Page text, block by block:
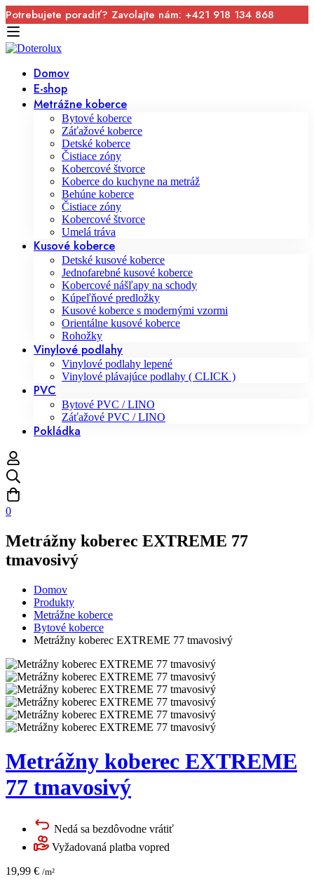
Potrebujete poradiť? Zavolajte nám: +421 918 134 868
Domov
E-shop
Metrážne koberce
Bytové koberce
Záťažové koberce
Detské koberce
Čistiace zóny
Kobercové štvorce
Koberce do kuchyne na metráž
Behúne koberce
Čistiace zóny
Kobercové štvorce
Umelá tráva
Kusové koberce
Detské kusové koberce
Jednofarebné kusové koberce
Kobercové nášľapy na schody
Kúpeľňové predložky
Kusové koberce s modernými vzormi
Orientálne kusové koberce
Rohožky
Vinylové podlahy
Vinylové podlahy lepené
Vinylové plávajúce podlahy ( CLICK )
PVC
Bytové PVC / LINO
Záťažové PVC / LINO
Pokládka
0
Metrážny koberec EXTREME 77
tmavosivý
Domov
Produkty
Metrážne koberce
Bytové koberce
Metrážny koberec EXTREME 77 tmavosivý
Metrážny koberec EXTREME
77 tmavosivý
Nedá sa bezdôvodne vrátiť
Vyžadovaná platba vopred
19,99 € /m²